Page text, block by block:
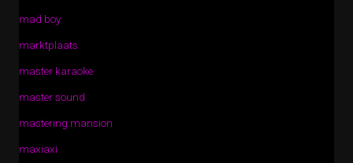
mad boy
marktplaats
master karaoke
master sound
mastering mansion
maxiaxi